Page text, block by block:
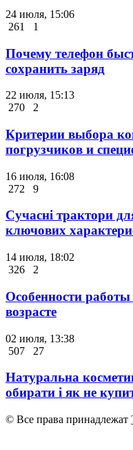
24 июля, 15:06
261
1
Почему телефон
сохранить заряд
22 июля, 15:13
270
2
Критерии выбора
погрузчиков и
16 июля, 16:08
272
9
Сучасні трактори
ключових
14 июля, 18:02
326
2
Особенности
возрасте
02 июля, 13:38
507
27
Натуральна
обирати і як не
© Все права принадлежат